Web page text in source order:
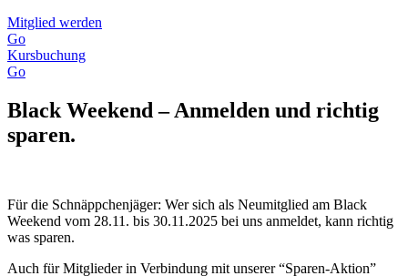
Mitglied werden
Go
Kursbuchung
Go
Black Weekend – Anmelden und richtig
sparen.
Für die Schnäppchenjäger: Wer sich als Neumitglied am Black
Weekend vom 28.11. bis 30.11.2025 bei uns anmeldet, kann richtig
was sparen.
Auch für Mitglieder in Verbindung mit unserer “Sparen-Aktion”